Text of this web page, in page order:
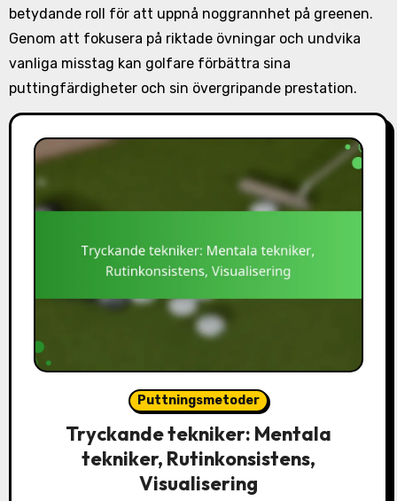
betydande roll för att uppnå noggrannhet på greenen.
Genom att fokusera på riktade övningar och undvika
vanliga misstag kan golfare förbättra sina
puttingfärdigheter och sin övergripande prestation.
Puttningsmetoder
Tryckande tekniker: Mentala
tekniker, Rutinkonsistens,
Visualisering